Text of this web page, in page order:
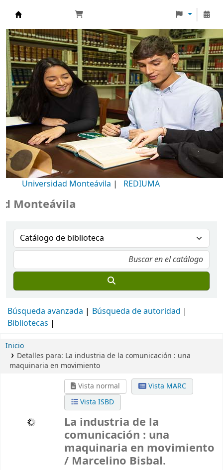
Biblioteca Universidad Monteávila
Universidad Monteávila | REDIUMA
Búsqueda avanzada
Búsqueda de autoridad
Bibliotecas
Inicio
Detalles para: La industria de la comunicación : una
maquinaria en movimiento
Vista normal
Vista MARC
Vista ISBD
La industria de la
comunicación : una
maquinaria en movimiento
/ Marcelino Bisbal.